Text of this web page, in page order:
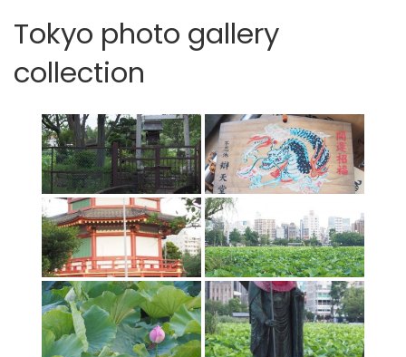
Tokyo photo gallery
collection